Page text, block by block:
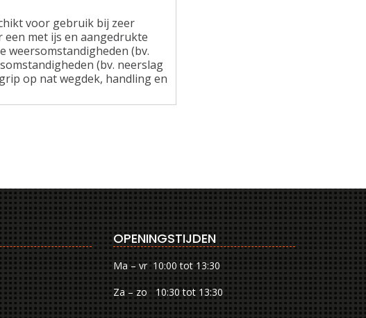
voor gebruik bij zeer
met ijs en aangedrukte
weersomstandigheden (bv.
(bv. neerslag
op nat wegdek, handling en
OPENINGSTIJDEN
Ma – vr 10:00 tot 13:30
Za – zo 10:30 tot 13:30